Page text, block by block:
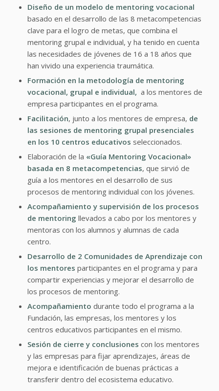
Diseño de un modelo de mentoring vocacional
basado en el desarrollo de las 8 metacompetencias
clave para el logro de metas, que combina el
mentoring grupal e individual, y ha tenido en cuenta
las necesidades de jóvenes de 16 a 18 años que
han vivido una experiencia traumática.
Formación en la metodología de mentoring
vocacional, grupal e individual, a los mentores de
empresa participantes en el programa.
Facilitación, junto a los mentores de empresa, de
las sesiones de mentoring grupal presenciales
en los 10 centros educativos seleccionados.
Elaboración de la «Guía Mentoring Vocacional»
basada en 8 metacompetencias, que sirvió de
guía a los mentores en el desarrollo de sus
procesos de mentoring individual con los jóvenes.
Acompañamiento y supervisión de los procesos
de mentoring llevados a cabo por los mentores y
mentoras con los alumnos y alumnas de cada
centro.
Desarrollo de 2 Comunidades de Aprendizaje con
los mentores participantes en el programa y para
compartir experiencias y mejorar el desarrollo de
los procesos de mentoring.
Acompañamiento durante todo el programa a la
Fundación, las empresas, los mentores y los
centros educativos participantes en el mismo.
Sesión de cierre y conclusiones con los mentores
y las empresas para fijar aprendizajes, áreas de
mejora e identificación de buenas prácticas a
transferir dentro del ecosistema educativo.